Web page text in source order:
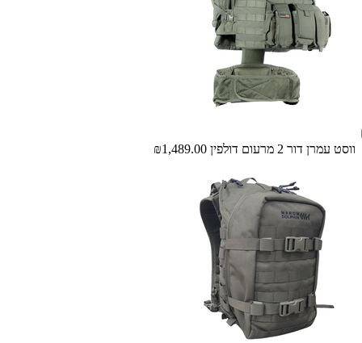
ווסט עמרן דור 2 מרעום דולפין ₪1,489.00